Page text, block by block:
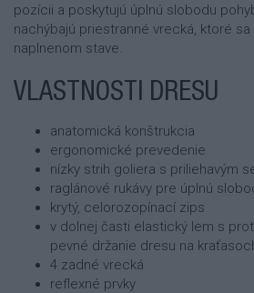
pozícii a poskytujú úplnú slobodu
nachýbajú priestranné vrecká, ktoré sa
naplnenom stave.
VLASTNOSTI DRESU
anatomická konštrukcia
ergonomické prevedenie
nízky strih goliera s priliehavým
raglánové rukávy pre úplnú
krytý, celorozopínací zips
v dolnej časti elastický lem s
pevné držanie dresu na
4 zadné vrecká
reflexné prvky